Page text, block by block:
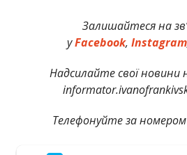
Залишайтеся на
уFacebook, Instagram
Надсилайте свої
Телефонуйте за